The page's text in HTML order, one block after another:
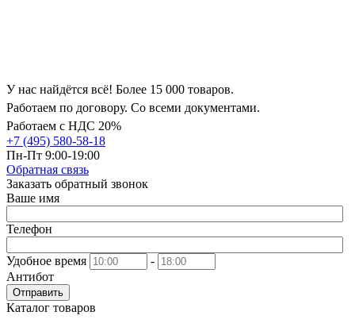
У нас найдётся всё! Более 15 000 товаров.
Работаем по договору. Со всеми документами.
Работаем с НДС 20%
+7 (495) 580-58-18
Пн-Пт 9:00-19:00
Обратная связь
Заказать обратный звонок
Ваше имя
Телефон
Удобное время
-
Антибот
Отправить
Каталог товаров